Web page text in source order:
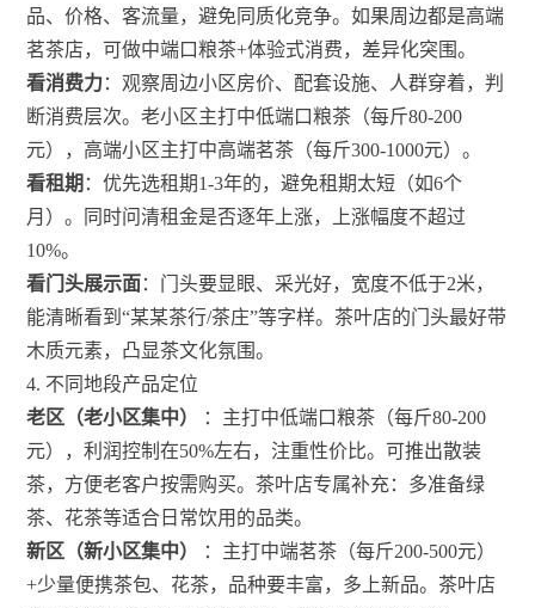
品、价格、客流量，避免同质化竞争。如果周边都是高端
茗茶店，可做中端口粮茶+体验式消费，差异化突围。
看消费力：观察周边小区房价、配套设施、人群穿着，判
断消费层次。老小区主打中低端口粮茶（每斤80-200
元），高端小区主打中高端茗茶（每斤300-1000元）。
看租期 ：优先选租期1-3年的，避免租期太短（如6个
月）。同时问清租金是否逐年上涨，上涨幅度不超过
10%。
看门头展示面 ：门头要显眼、采光好，宽度不低于2米，
能清晰看到“某某茶行/茶庄”等字样。茶叶店的门头最好带
木质元素，凸显茶文化氛围。
4. 不同地段产品定位
老区（老小区集中）
：主打中低端口粮茶（每斤80-200
元），利润控制在50%左右，注重性价比。可推出散装
茶，方便老客户按需购买。茶叶店专属补充：多准备绿
茶、花茶等适合日常饮用的品类。
新区（新小区集中）
：主打中端茗茶（每斤200-500元）
+少量便携茶包、花茶，品种要丰富，多上新品。茶叶店